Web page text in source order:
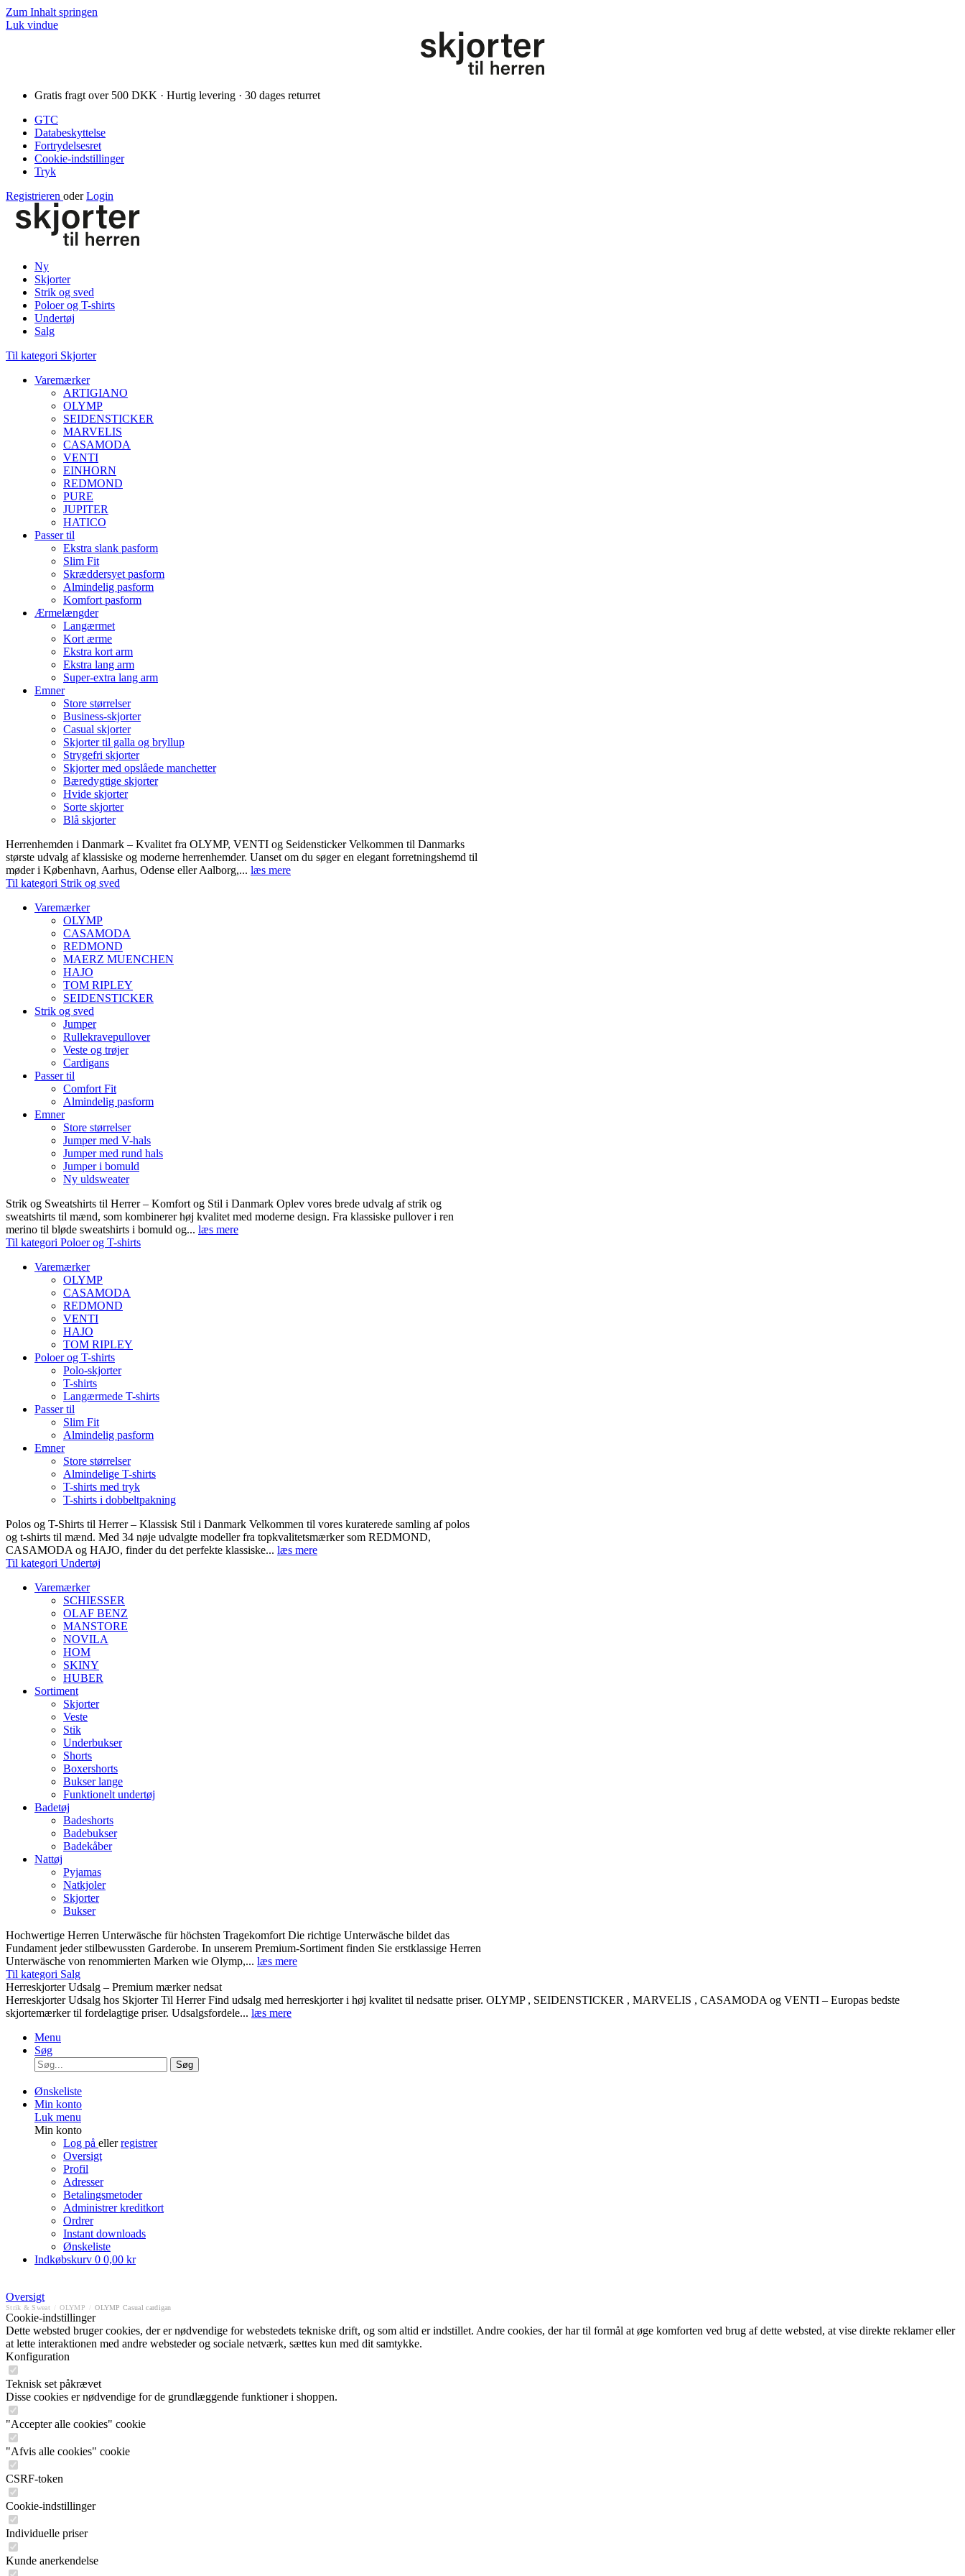
Zum Inhalt springen
Luk vindue
Gratis fragt over 500 DKK · Hurtig levering · 30 dages returret
GTC
Databeskyttelse
Fortrydelsesret
Cookie-indstillinger
Tryk
Registrieren oder Login
Ny
Skjorter
Strik og sved
Poloer og T-shirts
Undertøj
Salg
Til kategori Skjorter
Varemærker
ARTIGIANO
OLYMP
SEIDENSTICKER
MARVELIS
CASAMODA
VENTI
EINHORN
REDMOND
PURE
JUPITER
HATICO
Passer til
Ekstra slank pasform
Slim Fit
Skræddersyet pasform
Almindelig pasform
Komfort pasform
Ærmelængder
Langærmet
Kort ærme
Ekstra kort arm
Ekstra lang arm
Super-extra lang arm
Emner
Store størrelser
Business-skjorter
Casual skjorter
Skjorter til galla og bryllup
Strygefri skjorter
Skjorter med opslåede manchetter
Bæredygtige skjorter
Hvide skjorter
Sorte skjorter
Blå skjorter
Herrenhemden i Danmark – Kvalitet fra OLYMP, VENTI og Seidensticker Velkommen til Danmarks
største udvalg af klassiske og moderne herrenhemder. Uanset om du søger en elegant forretningshemd til
møder i København, Aarhus, Odense eller Aalborg,... læs mere
Til kategori Strik og sved
Varemærker
OLYMP
CASAMODA
REDMOND
MAERZ MUENCHEN
HAJO
TOM RIPLEY
SEIDENSTICKER
Strik og sved
Jumper
Rullekravepullover
Veste og trøjer
Cardigans
Passer til
Comfort Fit
Almindelig pasform
Emner
Store størrelser
Jumper med V-hals
Jumper med rund hals
Jumper i bomuld
Ny uldsweater
Strik og Sweatshirts til Herrer – Komfort og Stil i Danmark Oplev vores brede udvalg af strik og
sweatshirts til mænd, som kombinerer høj kvalitet med moderne design. Fra klassiske pullover i ren
merino til bløde sweatshirts i bomuld og... læs mere
Til kategori Poloer og T-shirts
Varemærker
OLYMP
CASAMODA
REDMOND
VENTI
HAJO
TOM RIPLEY
Poloer og T-shirts
Polo-skjorter
T-shirts
Langærmede T-shirts
Passer til
Slim Fit
Almindelig pasform
Emner
Store størrelser
Almindelige T-shirts
T-shirts med tryk
T-shirts i dobbeltpakning
Polos og T-Shirts til Herrer – Klassisk Stil i Danmark Velkommen til vores kuraterede samling af polos
og t-shirts til mænd. Med 34 nøje udvalgte modeller fra topkvalitetsmærker som REDMOND,
CASAMODA og HAJO, finder du det perfekte klassiske... læs mere
Til kategori Undertøj
Varemærker
SCHIESSER
OLAF BENZ
MANSTORE
NOVILA
HOM
SKINY
HUBER
Sortiment
Skjorter
Veste
Stik
Underbukser
Shorts
Boxershorts
Bukser lange
Funktionelt undertøj
Badetøj
Badeshorts
Badebukser
Badekåber
Nattøj
Pyjamas
Natkjoler
Skjorter
Bukser
Hochwertige Herren Unterwäsche für höchsten Tragekomfort Die richtige Unterwäsche bildet das
Fundament jeder stilbewussten Garderobe. In unserem Premium-Sortiment finden Sie erstklassige Herren
Unterwäsche von renommierten Marken wie Olymp,... læs mere
Til kategori Salg
Herreskjorter Udsalg – Premium mærker nedsat
Herreskjorter Udsalg hos Skjorter Til Herrer Find udsalg med herreskjorter i høj kvalitet til nedsatte priser. OLYMP , SEIDENSTICKER , MARVELIS , CASAMODA og VENTI – Europas bedste
skjortemærker til fordelagtige priser. Udsalgsfordele... læs mere
Menu
Søg
Søg
Ønskeliste
Min konto
Luk menu
Min konto
Log på ellerregistrer
Oversigt
Profil
Adresser
Betalingsmetoder
Administrer kreditkort
Ordrer
Instant downloads
Ønskeliste
Indkøbskurv 0 0,00 kr
Oversigt
Strik & Sweat OLYMP OLYMP Casual cardigan
Cookie-indstillinger
Dette websted bruger cookies, der er nødvendige for webstedets tekniske drift, og som altid er indstillet. Andre cookies, der har til formål at øge komforten ved brug af dette websted, at vise direkte reklamer eller
at lette interaktionen med andre websteder og sociale netværk, sættes kun med dit samtykke.
Konfiguration
Teknisk set påkrævet
Disse cookies er nødvendige for de grundlæggende funktioner i shoppen.
"Accepter alle cookies" cookie
"Afvis alle cookies" cookie
CSRF-token
Cookie-indstillinger
Individuelle priser
Kunde anerkendelse